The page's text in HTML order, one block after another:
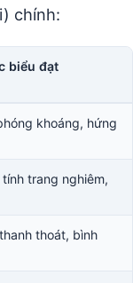
chính:
biểu đạt
khoáng, hứng
trang nghiêm,
thoát, bình